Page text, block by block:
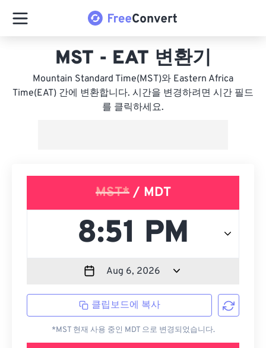
MST - EAT 변환기
Mountain Standard Time(MST)와 Eastern Africa
Time(EAT) 간에 변환합니다. 시간을 변경하려면 시간 필드
를 클릭하세요.
MST*/ MDT
클립보드에 복사
*MST 현재 사용 중인 MDT 으로 변경되었습니다.